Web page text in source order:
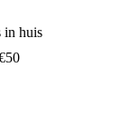
in huis